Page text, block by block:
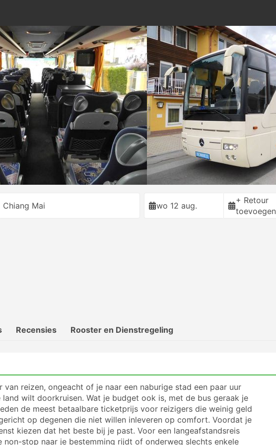
Chiang Mai wo 12 aug.
+ Retour
toevoegen
Recensies Rooster en Dienstregeling
van reizen, ongeacht of je naar een naburige stad een paar uur
wilt doorkruisen. Wat je budget ook is, met de bus geraak je
de meest betaalbare ticketprijs voor reizigers die weinig geld
op degenen die niet willen inleveren op comfort. Voordat je
kiezen dat het beste bij je past. Voor een langeafstandsreis
non-stop naar je bestemming rijdt of onderweg slechts enkele